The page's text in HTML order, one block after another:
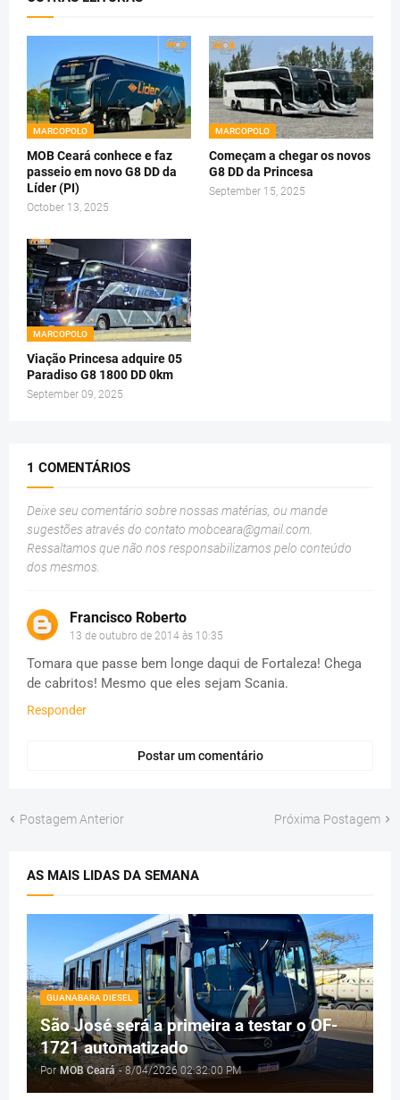
MARCOPOLO
MOB Ceará conhece e faz
passeio em novo G8 DD da
Líder (PI)
October 13, 2025
MARCOPOLO
Começam a chegar os novos
G8 DD da Princesa
September 15, 2025
MARCOPOLO
Viação Princesa adquire 05
Paradiso G8 1800 DD 0km
September 09, 2025
1 COMENTÁRIOS
Deixe seu comentário sobre nossas matérias, ou mande
sugestões através do contato mobceara@gmail.com
Ressaltamos que não nos responsabilizamos pelo conteúdo
dos mesmos.
Francisco Roberto
13 de outubro de 2014 às 10:35
Tomara que passe bem longe daqui de Fortaleza! Chega
de cabritos! Mesmo que eles sejam Scania.
Responder
Postar um comentário
Postagem Anterior Próxima Postagem
AS MAIS LIDAS DA SEMANA
GUANABARA DIESEL
São José será a primeira a testar o OF-
1721 automatizado
Por MOB Ceará - 8/04/2026 02:32:00 PM